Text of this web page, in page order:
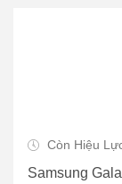
Còn Hiệu
Samsung